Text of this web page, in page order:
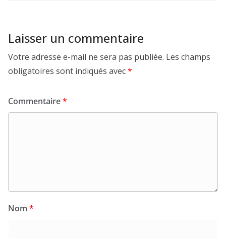
Laisser un commentaire
Votre adresse e-mail ne sera pas publiée. Les champs
obligatoires sont indiqués avec*
Commentaire*
Nom *